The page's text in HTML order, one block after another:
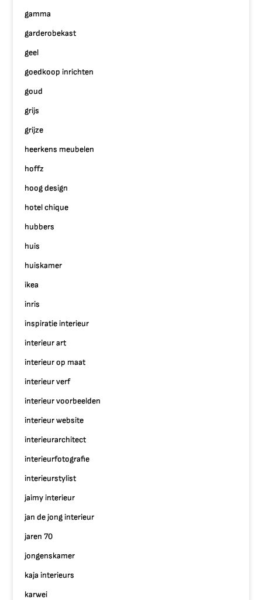
gamma
garderobekast
geel
goedkoop inrichten
goud
grijs
grijze
heerkens meubelen
hoffz
hoog design
hotel chique
hubbers
huis
huiskamer
ikea
inris
inspiratie interieur
interieur art
interieur op maat
interieur verf
interieur voorbeelden
interieur website
interieurarchitect
interieurfotografie
interieurstylist
jaimy interieur
jan de jong interieur
jaren 70
jongenskamer
kaja interieurs
karwei